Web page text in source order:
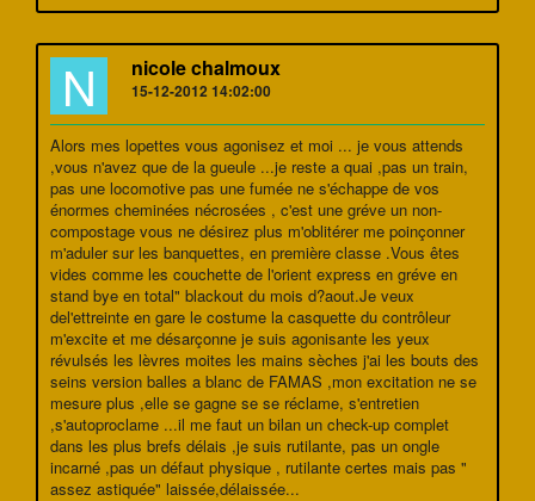
N nicole chalmoux
15-12-2012 14:02:00
Alors mes lopettes vous agonisez et moi ... je vous attends
,vous n'avez que de la gueule ...je reste a quai ,pas un train,
pas une locomotive pas une fumée ne s'échappe de vos
énormes cheminées nécrosées , c'est une gréve un non-
compostage vous ne désirez plus m'oblitérer me poinçonner
m'aduler sur les banquettes, en première classe .Vous êtes
vides comme les couchette de l'orient express en gréve en
stand bye en total" blackout du mois d?aout.Je veux
del'ettreinte en gare le costume la casquette du contrôleur
m'excite et me désarçonne je suis agonisante les yeux
révulsés les lèvres moites les mains sèches j'ai les bouts des
seins version balles a blanc de FAMAS ,mon excitation ne se
mesure plus ,elle se gagne se se réclame, s'entretien
,s'autoproclame ...il me faut un bilan un check-up complet
dans les plus brefs délais ,je suis rutilante, pas un ongle
incarné ,pas un défaut physique , rutilante certes mais pas "
assez astiquée" laissée,délaissée...